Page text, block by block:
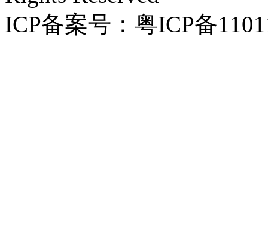
ICP备案号：粤ICP备